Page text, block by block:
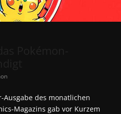
Ausgabe des monatlichen
Magazins gab vor Kurzem